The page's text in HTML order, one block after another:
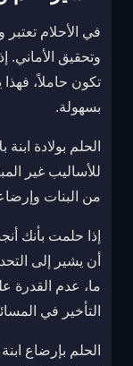
في الأحلام تعتبر
وتحقيق الأماني.
تكون حاملاً، فهذا
بسهولة.
الحلم بولادة
للأساليب غير
من البنات
إذا حلمت بأنك
أن يشير إلى
ما، عدم القدرة
التأخير في
الحلم بإرضاع